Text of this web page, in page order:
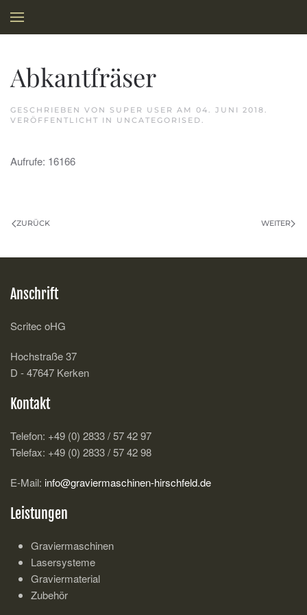
Skip to main content
Abkantfräser
GESCHRIEBEN VON SUPER USER AM 04. JUNI 2018.
VERÖFFENTLICHT IN UNCATEGORISED.
Aufrufe: 16166
ZURÜCK WEITER
Anschrift
Scritec oHG
Hochstraße 37
D - 47647 Kerken
Kontakt
Telefon: +49 (0) 2833 / 57 42 97
Telefax: +49 (0) 2833 / 57 42 98
E-Mail: info@graviermaschinen-hirschfeld.de
Leistungen
Graviermaschinen
Lasersysteme
Graviermaterial
Zubehör